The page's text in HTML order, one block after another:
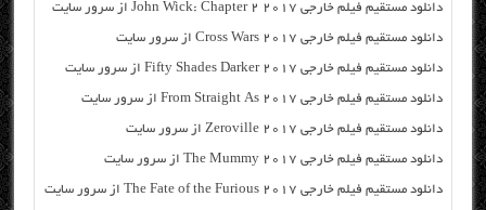
دانلود مستقیم فیلم خارجی John Wick: Chapter 2 2017 از سرور سایت
دانلود مستقیم فیلم خارجی Cross Wars 2017 از سرور سایت
دانلود مستقیم فیلم خارجی Fifty Shades Darker 2017 از سرور سایت
دانلود مستقیم فیلم خارجی From Straight As 2017 از سرور سایت
دانلود مستقیم فیلم خارجی Zeroville 2017 از سرور سایت
دانلود مستقیم فیلم خارجی The Mummy 2017 از سرور سایت
دانلود مستقیم فیلم خارجی The Fate of the Furious 2017 از سرور سایت